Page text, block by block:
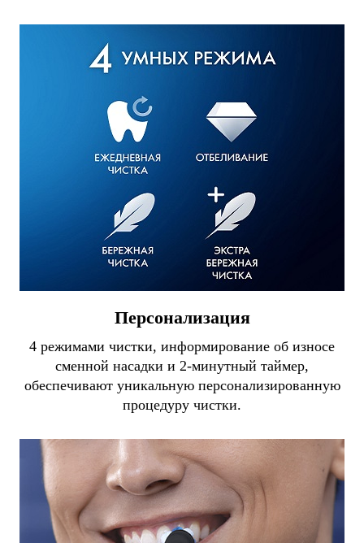
Персонализация
4 режимами чистки, информирование об износе
сменной насадки и 2-минутный таймер,
обеспечивают уникальную персонализированную
процедуру чистки.